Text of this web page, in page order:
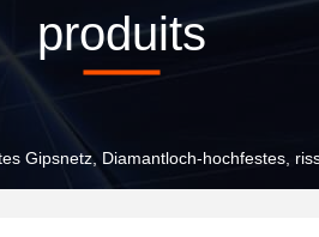
produits
Gipsnetz, Diamantloch-hochfestes,